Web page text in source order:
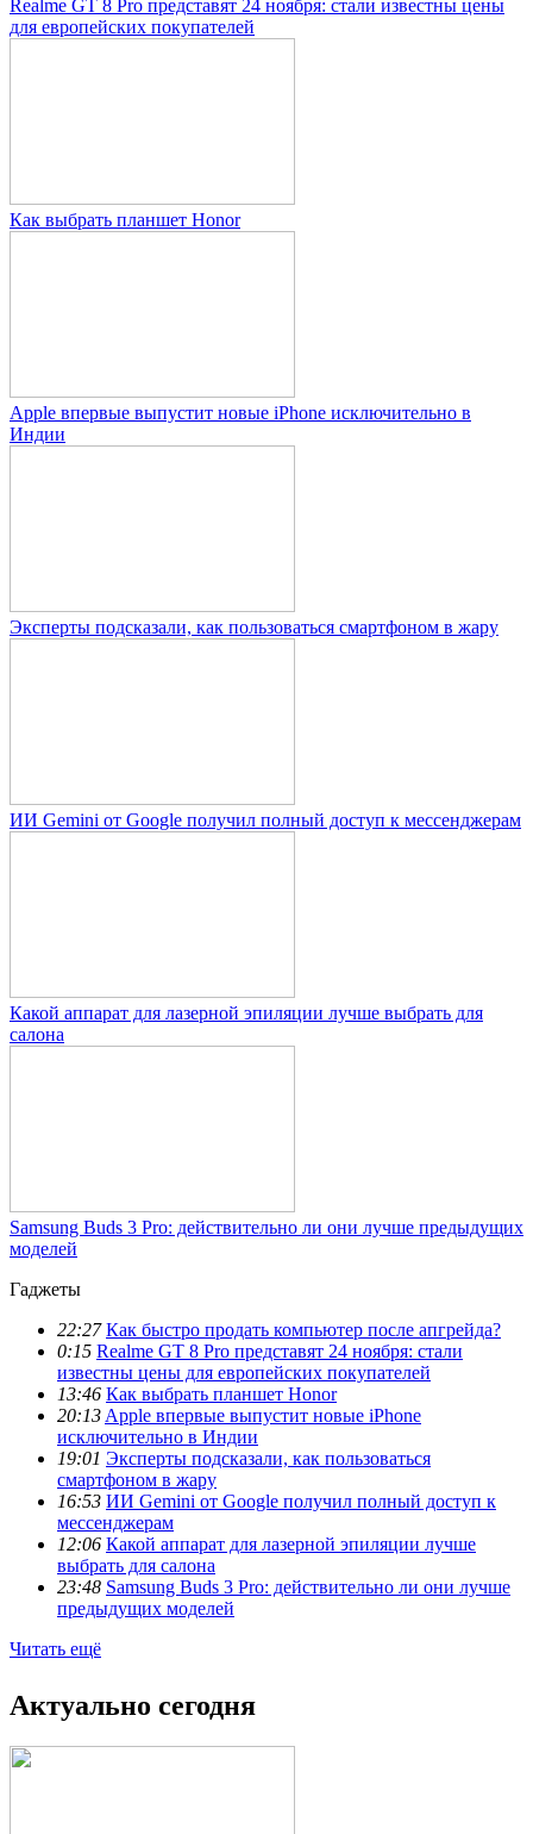
Realme GT 8 Pro представят 24 ноября: стали известны цены
для европейских покупателей
Как выбрать планшет Honor
Apple впервые выпустит новые iPhone исключительно в
Индии
Эксперты подсказали, как пользоваться смартфоном в жару
ИИ Gemini от Google получил полный доступ к мессенджерам
Какой аппарат для лазерной эпиляции лучше выбрать для
салона
Samsung Buds 3 Pro: действительно ли они лучше предыдущих
моделей
Гаджеты
22:27 Как быстро продать компьютер после апгрейда?
0:15 Realme GT 8 Pro представят 24 ноября: стали
известны цены для европейских покупателей
13:46 Как выбрать планшет Honor
20:13 Apple впервые выпустит новые iPhone
исключительно в Индии
19:01 Эксперты подсказали, как пользоваться
смартфоном в жару
16:53 ИИ Gemini от Google получил полный доступ к
мессенджерам
12:06 Какой аппарат для лазерной эпиляции лучше
выбрать для салона
23:48 Samsung Buds 3 Pro: действительно ли они лучше
предыдущих моделей
Читать ещё
Актуально сегодня